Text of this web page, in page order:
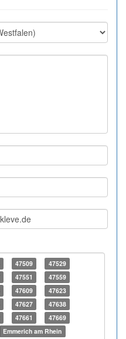
47509
47529
47551
47559
47609
47623
47627
47638
47661
47669
Emmerich am Rhein